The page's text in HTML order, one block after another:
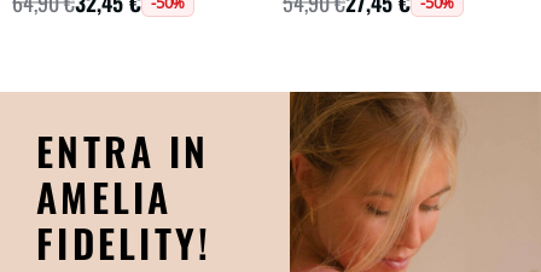
ENTRA IN
AMELIA
FIDELITY!